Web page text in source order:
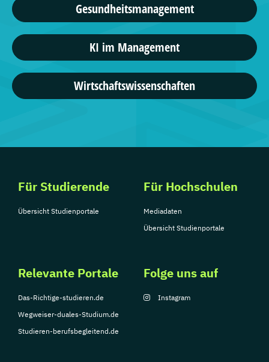
Gesundheitsmanagement
KI im Management
Wirtschaftswissenschaften
Für Studierende
Übersicht Studienportale
Für Hochschulen
Mediadaten
Übersicht Studienportale
Relevante Portale
Das-Richtige-studieren.de
Wegweiser-duales-Studium.de
Studieren-berufsbegleitend.de
Folge uns auf
Instagram